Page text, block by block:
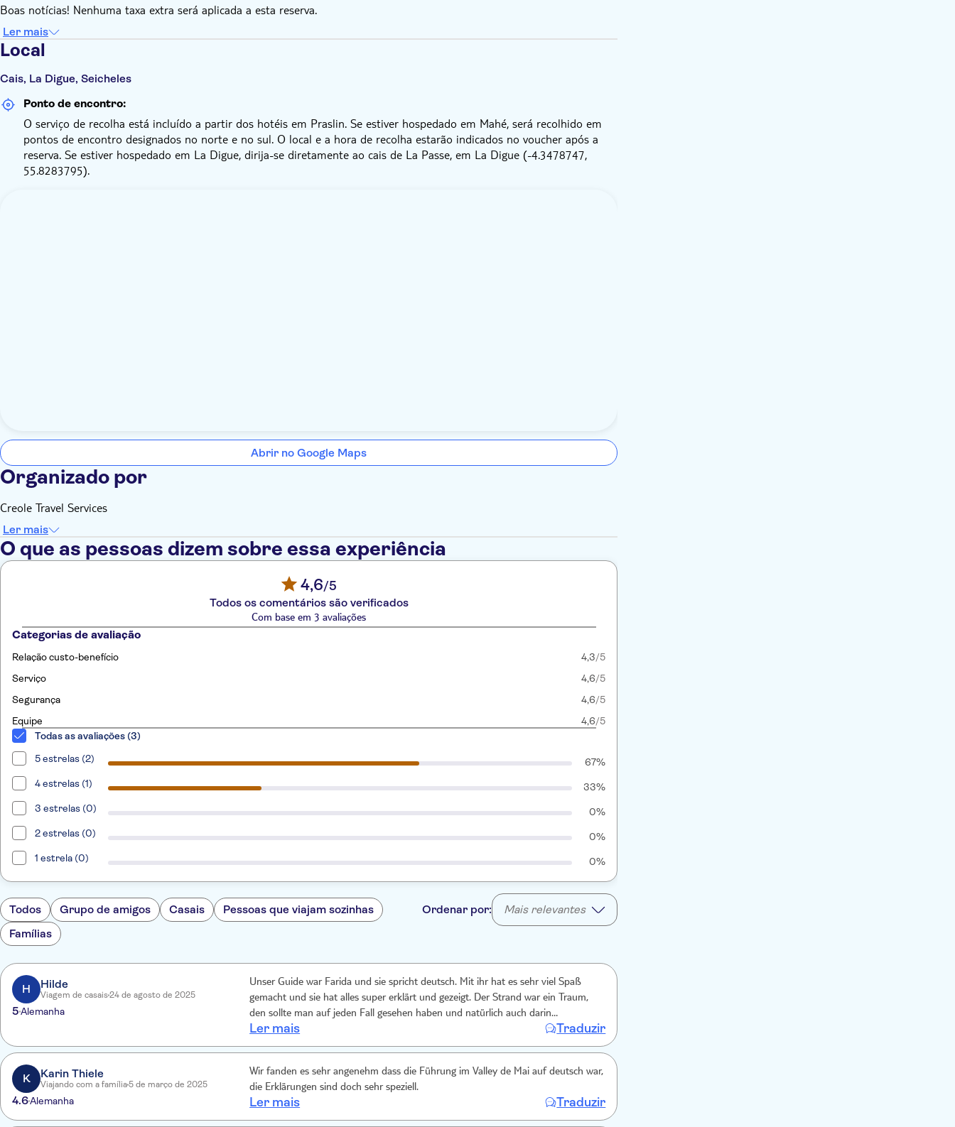
Boas notícias! Nenhuma taxa extra será aplicada a esta reserva.
Ler mais
Local
Cais, La Digue, Seicheles
Ponto de encontro:
O serviço de recolha está incluído a partir dos hotéis em Praslin. Se estiver hospedado em Mahé, será recolhido em
pontos de encontro designados no norte e no sul. O local e a hora de recolha estarão indicados no voucher após a
reserva. Se estiver hospedado em La Digue, dirija-se diretamente ao cais de La Passe, em La Digue (-4.3478747,
55.8283795).
Abrir no Google Maps
Organizado por
Creole Travel Services
Ler mais
O que as pessoas dizem sobre essa experiência
4,6/5
Todos os comentários são verificados
Com base em 3 avaliações
Categorias de avaliação
Relação custo-benefício 4,3/5
Serviço
4,6/5
Segurança
4,6/5
Equipe
4,6/5
Todas as avaliações (3)
5 estrelas (2)
67%
4 estrelas (1)
33%
3 estrelas (0)
0%
2 estrelas (0)
0%
1 estrela (0)
0%
Todos Grupo de amigos Casais
Pessoas que viajam sozinhas
Famílias
Ordenar por: Mais relevantes
H Hilde
Viagem de casais24 de agosto de 2025
5Alemanha
Unser Guide war Farida und sie spricht deutsch. Mit ihr hat es sehr viel Spaß
gemacht und sie hat alles super erklärt und gezeigt. Der Strand war ein Traum,
den sollte man auf jeden Fall gesehen haben und natürlich auch darin
schwimmen.
Ler mais Traduzir
K Karin Thiele
Viajando com a família5 de março de 2025
4.6Alemanha
Wir fanden es sehr angenehm dass die Führung im Valley de Mai auf deutsch war,
die Erklärungen sind doch sehr speziell.
Ler mais Traduzir